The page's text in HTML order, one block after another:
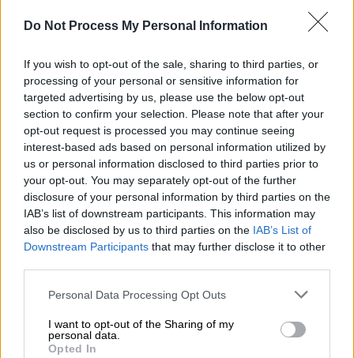
Do Not Process My Personal Information
If you wish to opt-out of the sale, sharing to third parties, or
processing of your personal or sensitive information for
targeted advertising by us, please use the below opt-out
section to confirm your selection. Please note that after your
opt-out request is processed you may continue seeing
interest-based ads based on personal information utilized by
us or personal information disclosed to third parties prior to
your opt-out. You may separately opt-out of the further
disclosure of your personal information by third parties on the
IAB’s list of downstream participants. This information may
also be disclosed by us to third parties on the IAB’s List of
Downstream Participants that may further disclose it to other
Please note that this website/app uses one or more Google
not limited to your visit or usage behaviour. You may click to
grant or deny consent to Google and its third-party tags to
Personal Data Processing Opt Outs
I want to opt-out of the Sharing of my
personal data.
Opted In
Στην ίδια κατεύθυνση κινείται και ο κ.
Παπαστεργίου ο οποίος έχει σημειώσει ότι
«το τρίπτυχο "νέα νομοθεσία, κάμερες,
ταυτοποίηση" εγγυάται τη μεγάλη αλλαγή
που συντελείται στο χώρο του ελληνικού
αθλητισμού. Ως υπουργείο Ψηφιακής
Διακυβέρνησης, αξιοποιούμε όλα τα
διαθέσιμα τεχνολογικά εργαλεία,
προκειμένου η ταυτοποίηση να γίνεται με
τον πλέον σύγχρονο και ασφαλή τρόπο.
Αξιοποιούμε τις δυνατότητες που μας
παρέχει το ψηφιακό μας πορτοφόλι, το
Gov.gr Wallet, ώστε με τρόπο απλό και
παιδιά μας».
Απαραίτητη η εγγραφή στο ΕμΕπ πριν